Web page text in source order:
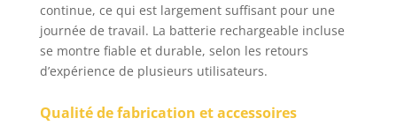
mode manuel Appuyez
sur le bouton de
verrouillage pour
déverrouiller la
mode d'auto-
continue, ce qui est largement suffisant pour une
journée de travail. La batterie rechargeable incluse
se montre fiable et durable, selon les retours
d’expérience de plusieurs utilisateurs.
Qualité de fabrication et accessoires